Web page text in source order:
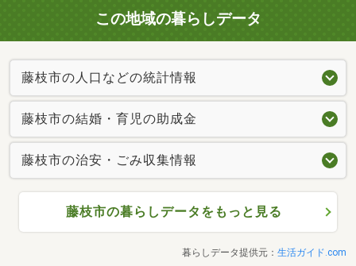
この地域の暮らしデータ
藤枝市の人口などの統計情報
藤枝市の結婚・育児の助成金
藤枝市の治安・ごみ収集情報
藤枝市の暮らしデータをもっと見る
暮らしデータ提供元： 生活ガイド.com